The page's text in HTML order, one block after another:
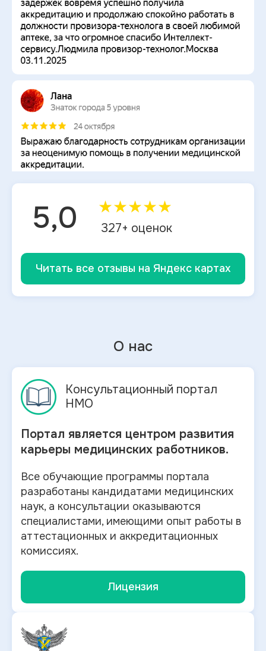
5,0 ★★★★★
327+ оценок
Читать все отзывы на Яндекс картах
О нас
Консультационный портал
НМО
Портал является центром развития
карьеры медицинских работников.
Все обучающие программы портала
разработаны кандидатами медицинских
наук, а консультации оказываются
специалистами, имеющими опыт работы в
аттестационных и аккредитационных
комиссиях.
Лицензия